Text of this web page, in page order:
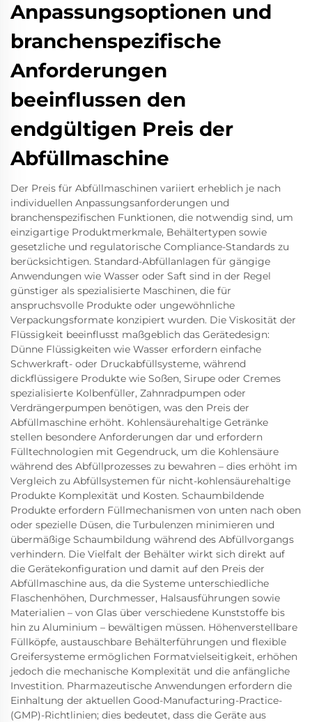
Anpassungsoptionen und
branchenspezifische
Anforderungen
beeinflussen den
endgültigen Preis der
Abfüllmaschine
Der Preis für Abfüllmaschinen variiert erheblich je nach
individuellen Anpassungsanforderungen und
branchenspezifischen Funktionen, die notwendig sind, um
einzigartige Produktmerkmale, Behältertypen sowie
gesetzliche und regulatorische Compliance-Standards zu
berücksichtigen. Standard-Abfüllanlagen für gängige
Anwendungen wie Wasser oder Saft sind in der Regel
günstiger als spezialisierte Maschinen, die für
anspruchsvolle Produkte oder ungewöhnliche
Verpackungsformate konzipiert wurden. Die Viskosität der
Flüssigkeit beeinflusst maßgeblich das Gerätedesign:
Dünne Flüssigkeiten wie Wasser erfordern einfache
Schwerkraft- oder Druckabfüllsysteme, während
dickflüssigere Produkte wie Soßen, Sirupe oder Cremes
spezialisierte Kolbenfüller, Zahnradpumpen oder
Verdrängerpumpen benötigen, was den Preis der
Abfüllmaschine erhöht. Kohlensäurehaltige Getränke
stellen besondere Anforderungen dar und erfordern
Fülltechnologien mit Gegendruck, um die Kohlensäure
während des Abfüllprozesses zu bewahren – dies erhöht im
Vergleich zu Abfüllsystemen für nicht-kohlensäurehaltige
Produkte Komplexität und Kosten. Schaumbildende
Produkte erfordern Füllmechanismen von unten nach oben
oder spezielle Düsen, die Turbulenzen minimieren und
übermäßige Schaumbildung während des Abfüllvorgangs
verhindern. Die Vielfalt der Behälter wirkt sich direkt auf
die Gerätekonfiguration und damit auf den Preis der
Abfüllmaschine aus, da die Systeme unterschiedliche
Flaschenhöhen, Durchmesser, Halsausführungen sowie
Materialien – von Glas über verschiedene Kunststoffe bis
hin zu Aluminium – bewältigen müssen. Höhenverstellbare
Füllköpfe, austauschbare Behälterführungen und flexible
Greifersysteme ermöglichen Formatvielseitigkeit, erhöhen
jedoch die mechanische Komplexität und die anfängliche
Investition. Pharmazeutische Anwendungen erfordern die
Einhaltung der aktuellen Good-Manufacturing-Practice-
(GMP)-Richtlinien; dies bedeutet, dass die Geräte aus